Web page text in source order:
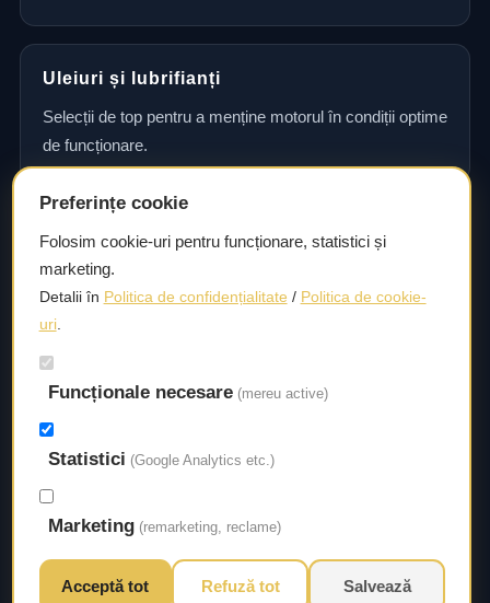
Uleiuri și lubrifianți
Selecții de top pentru a menține motorul în condiții optime
de funcționare.
Consultanță și asistență tehnică
Consultanță și asistență tehnică pentru alegerea pieselor
potrivite și efectuarea reparațiilor sau întreținerii corecte.
Livrare rapidă
Asigurăm un timp de livrare scurt, astfel încât să aveți
acces la piesele necesare fără întârzieri.
© 2026 Autorival. Toate drepturile rezervate.
Preferințe cookie
Folosim cookie-uri pentru funcționare, statistici și
marketing.
Detalii în Politica de confidențialitate / Politica de cookie-
uri.
Funcționale necesare (mereu active)
Statistici (Google Analytics etc.)
Marketing (remarketing, reclame)
Acceptă tot Refuză tot Salvează